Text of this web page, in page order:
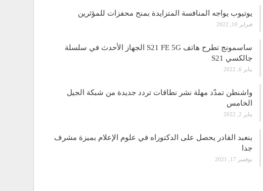
يوتيوب يواجه المنافسة المتزايدة بمنح محفزات للمؤثرين
فبراير 10, 2022
ساسمونج تطرح هاتف S21 FE 5G الجهاز الأحدث في سلسلة
جالكسي S21
يناير 6, 2022
واشنطن تمدّد مهلة نشر نطاقات تردد جديدة من شبكة الجيل
الخامس
يناير 2, 2022
بنعبد القادر يحصل على الدكتوراه في علوم الإعلام بميزة مشرف
جدا
نوفمبر 17, 2021